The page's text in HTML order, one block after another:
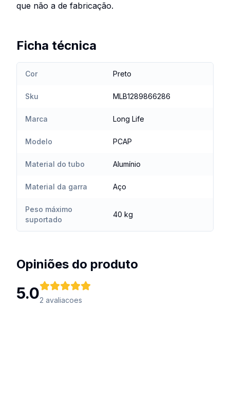
que não a de fabricação.
Ficha técnica
Cor Preto
Sku MLB1289866286
Marca Long Life
Modelo PCAP
Material do tubo Alumínio
Material da garra Aço
Peso máximo
suportado
40 kg
Opiniões do produto
5.02 avaliacoes